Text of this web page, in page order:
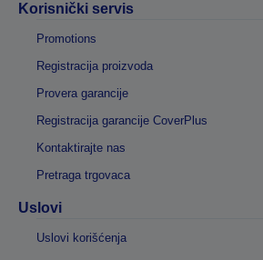
Korisnički servis
Promotions
Registracija proizvoda
Provera garancije
Registracija garancije CoverPlus
Kontaktirajte nas
Pretraga trgovaca
Uslovi
Uslovi korišćenja